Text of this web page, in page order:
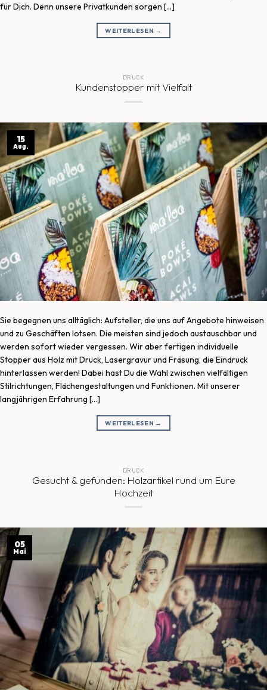
für Dich. Denn unsere Privatkunden sorgen […]
WEITERLESEN →
DRUCK
Kundenstopper mit Vielfalt
15
Aug.
Sie begegnen uns alltäglich: Aufsteller, die uns auf Angebote hinweisen
und zu Geschäften lotsen. Die meisten sind jedoch austauschbar und
werden sofort wieder vergessen. Wir aber fertigen individuelle
Stopper aus Holz mit Druck, Lasergravur und Fräsung, die Eindruck
hinterlassen werden! Dabei hast Du die Wahl zwischen vielfältigen
Stilrichtungen, Flächengestaltungen und Funktionen. Mit unserer
langjährigen Erfahrung […]
WEITERLESEN →
DRUCK
Gesucht & gefunden: Holzartikel rund um Eure
Hochzeit
05
Mai